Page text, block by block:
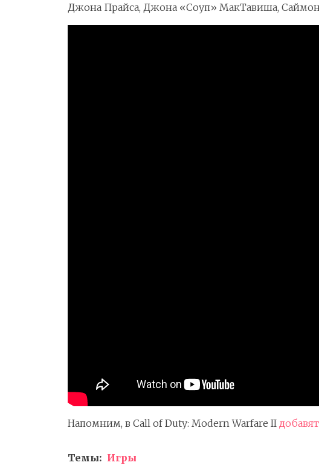
Джона Прайса, Джона «Соуп» МакТавиша,
Напомним, в Call of Duty: Modern Warfare II добавят
Темы: Игры